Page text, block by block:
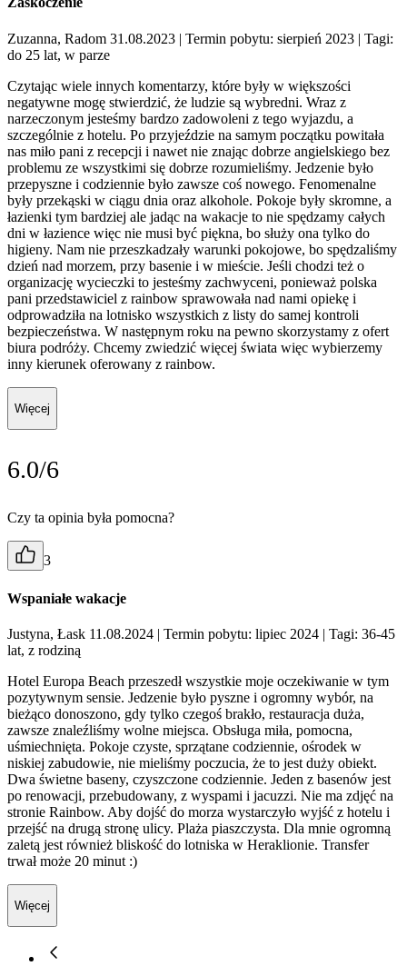
Zuzanna, Radom 31.08.2023 | Termin pobytu: sierpień 2023 | Tagi:
do 25 lat, w parze
Czytając wiele innych komentarzy, które były w większości
negatywne mogę stwierdzić, że ludzie są wybredni. Wraz z
narzeczonym jesteśmy bardzo zadowoleni z tego wyjazdu, a
szczególnie z hotelu. Po przyjeździe na samym początku powitała
nas miło pani z recepcji i nawet nie znając dobrze angielskiego bez
problemu ze wszystkimi się dobrze rozumieliśmy. Jedzenie było
przepyszne i codziennie było zawsze coś nowego. Fenomenalne
były przekąski w ciągu dnia oraz alkohole. Pokoje były skromne, a
łazienki tym bardziej ale jadąc na wakacje to nie spędzamy całych
dni w łazience więc nie musi być piękna, bo służy ona tylko do
higieny. Nam nie przeszkadzały warunki pokojowe, bo spędzaliśmy
dzień nad morzem, przy basenie i w mieście. Jeśli chodzi też o
organizację wycieczki to jesteśmy zachwyceni, ponieważ polska
pani przedstawiciel z rainbow sprawowała nad nami opiekę i
odprowadziła na lotnisko wszystkich z listy do samej kontroli
bezpieczeństwa. W następnym roku na pewno skorzystamy z ofert
biura podróży. Chcemy zwiedzić więcej świata więc wybierzemy
inny kierunek oferowany z rainbow.
Więcej
6.0/6
Czy ta opinia była pomocna?
3
Wspaniałe wakacje
Justyna, Łask 11.08.2024 | Termin pobytu: lipiec 2024 | Tagi: 36-45
lat, z rodziną
Hotel Europa Beach przeszedł wszystkie moje oczekiwanie w tym
pozytywnym sensie. Jedzenie było pyszne i ogromny wybór, na
bieżąco donoszono, gdy tylko czegoś brakło, restauracja duża,
zawsze znaleźliśmy wolne miejsca. Obsługa miła, pomocna,
uśmiechnięta. Pokoje czyste, sprzątane codziennie, ośrodek w
niskiej zabudowie, nie mieliśmy poczucia, że to jest duży obiekt.
Dwa świetne baseny, czyszczone codziennie. Jeden z basenów jest
po renowacji, przebudowany, z wyspami i jacuzzi. Nie ma zdjęć na
stronie Rainbow. Aby dojść do morza wystarczyło wyjść z hotelu i
przejść na drugą stronę ulicy. Plaża piaszczysta. Dla mnie ogromną
zaletą jest również bliskość do lotniska w Heraklionie. Transfer
trwał może 20 minut :)
Więcej